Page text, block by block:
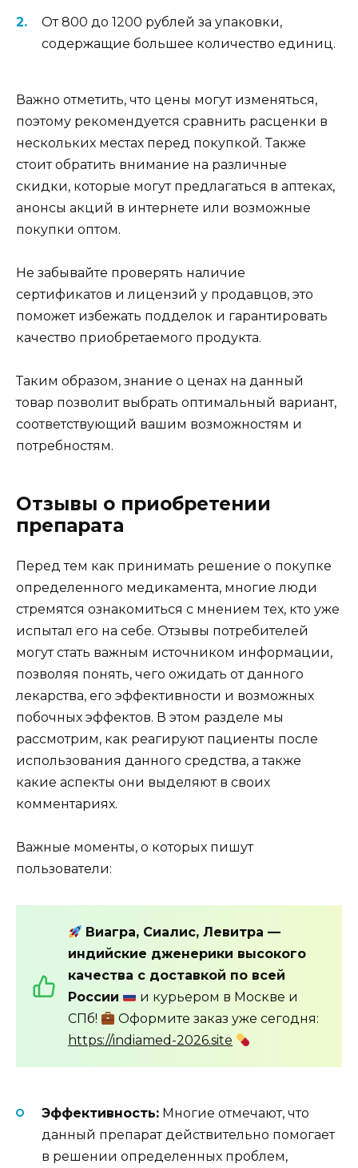
От 800 до 1200 рублей за упаковки,
содержащие большее количество единиц.
Важно отметить, что цены могут изменяться,
поэтому рекомендуется сравнить расценки в
нескольких местах перед покупкой. Также
стоит обратить внимание на различные
скидки, которые могут предлагаться в аптеках,
анонсы акций в интернете или возможные
покупки оптом.
Не забывайте проверять наличие
сертификатов и лицензий у продавцов, это
поможет избежать подделок и гарантировать
качество приобретаемого продукта.
Таким образом, знание о ценах на данный
товар позволит выбрать оптимальный вариант,
соответствующий вашим возможностям и
потребностям.
Отзывы о приобретении
препарата
Перед тем как принимать решение о покупке
определенного медикамента, многие люди
стремятся ознакомиться с мнением тех, кто уже
испытал его на себе. Отзывы потребителей
могут стать важным источником информации,
позволяя понять, чего ожидать от данного
лекарства, его эффективности и возможных
побочных эффектов. В этом разделе мы
рассмотрим, как реагируют пациенты после
использования данного средства, а также
какие аспекты они выделяют в своих
комментариях.
Важные моменты, о которых пишут
пользователи:
Виагра, Сиалис, Левитра —
индийские дженерики высокого
качества с доставкой по всей
России
и курьером в Москве и
СПб!
Оформите заказ уже сегодня:
https://indiamed-2026.site
Эффективность: Многие отмечают, что
данный препарат действительно помогает
в решении определенных проблем,